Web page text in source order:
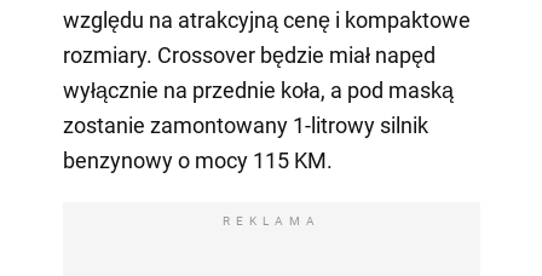
względu na atrakcyjną cenę i kompaktowe
rozmiary. Crossover będzie miał napęd
wyłącznie na przednie koła, a pod maską
zostanie zamontowany 1-litrowy silnik
benzynowy o mocy 115 KM.
REKLAMA